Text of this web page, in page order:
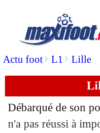
Actu foot> L1 > Lille
Débarqué de son
n'a pas réussi à
:
02/01 Lille:
02/01 Lyon: le
02/01 Liverpool: